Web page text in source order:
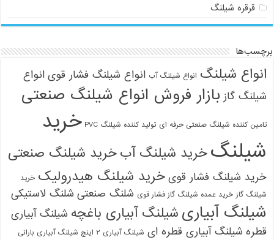
قرقره شیلنگ
برچسب‌ها
انواع شیلنگ انواع شیلنگ آب انواع شیلنگ فشار قوی انواع
شیلنگ گاز بازار فروش انواع شیلنگ صنعتی
تامین کننده شیلنگ صنعتی حرفه ای تولید کننده شیلنگ PVC
خرید
شیلنگخرید شیلنگ آبخرید شیلنگ صنعتی
خرید شیلنگ فشار قوی خرید شیلنگ هیدرولیک خرید
شیلنگ گاز خرید عمده شیلنگ گاز فشار قوی شلنگ صنعتی شلنگ لاستیکی
شیلنگ آبیاری شیلنگ آبیاری باغچه شیلنگ آبیاری
قطره شیلنگ آبیاری قطره ای شیلنگ آبیاری ۲ اینچ شیلنگ آبیاری بارانی